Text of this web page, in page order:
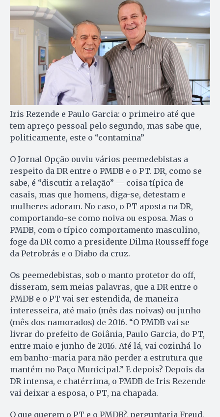
Iris Rezende e Paulo Garcia: o primeiro até que
tem apreço pessoal pelo segundo, mas sabe que,
politicamente, este o “contamina”
O Jornal Opção ouviu vários peemedebistas a
respeito da DR entre o PMDB e o PT. DR, como se
sabe, é “discutir a relação” — coisa típica de
casais, mas que homens, diga-se, detestam e
mulheres adoram. No caso, o PT aposta na DR,
comportando-se como noiva ou esposa. Mas o
PMDB, com o típico comportamento masculino,
foge da DR como a presidente Dilma Rousseff foge
da Petrobrás e o Diabo da cruz.
Os peemedebistas, sob o manto protetor do off,
disseram, sem meias palavras, que a DR entre o
PMDB e o PT vai ser estendida, de maneira
interesseira, até maio (mês das noivas) ou junho
(mês dos namorados) de 2016. “O PMDB vai se
livrar do prefeito de Goiânia, Paulo Garcia, do PT,
entre maio e junho de 2016. Até lá, vai cozinhá-lo
em banho-maria para não perder a estrutura que
mantém no Paço Municipal.” E depois? Depois da
DR intensa, e chatérrima, o PMDB de Iris Rezende
vai deixar a esposa, o PT, na chapada.
O que querem o PT e o PMDB?, perguntaria Freud,